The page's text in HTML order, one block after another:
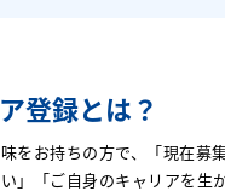
登録とは？
をお持ちの方で、「現在募
」「ご自身のキャリアを生